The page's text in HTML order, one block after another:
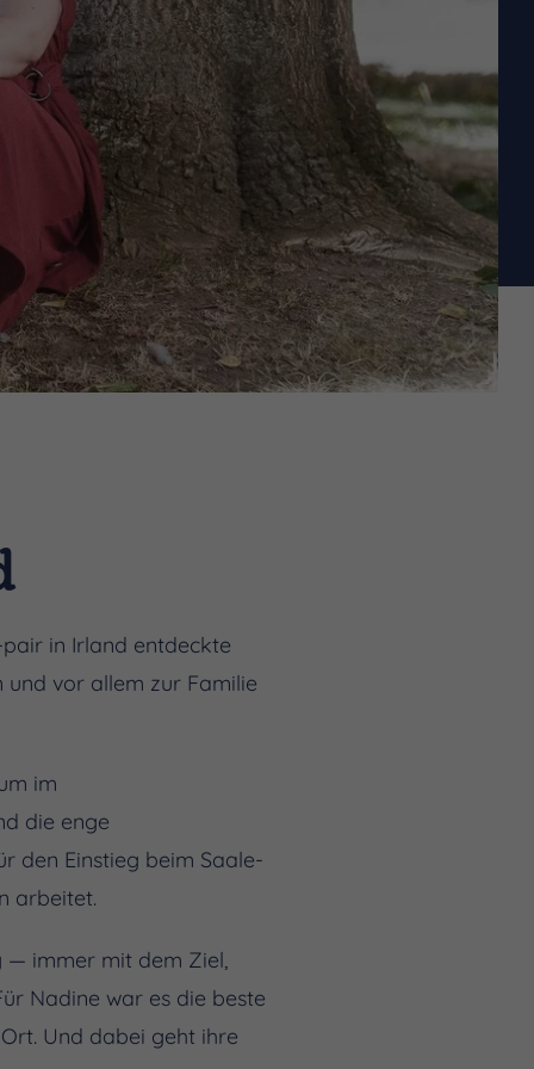
in Irland entdeckte
vor allem zur Familie
im
die enge
den Einstieg beim Saale-
arbeitet.
immer mit dem Ziel,
Nadine war es die beste
Und dabei geht ihre